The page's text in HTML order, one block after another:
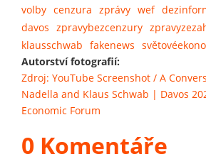
volby cenzura zprávy wef
davos zpravybezcenzury
klausschwab fakenews
Autorství fotografií:
Zdroj: YouTube Screenshot / A
Nadella and Klaus Schwab | Davos
Economic Forum
0 Komentáře